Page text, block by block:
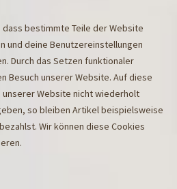
bestimmte Teile der Website
und deine Benutzereinstellungen
Durch das Setzen funktionaler
Besuch unserer Website. Auf diese
unserer Website nicht wiederholt
so bleiben Artikel beispielsweise
Wir können diese Cookies